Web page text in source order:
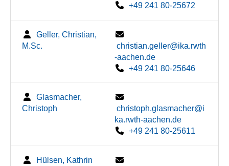
+49 241 80-25672
Geller, Christian,
M.Sc.
christian.geller@ika.rwth
-aachen.de
+49 241 80-25646
Glasmacher,
Christoph
christoph.glasmacher@i
ka.rwth-aachen.de
+49 241 80-25611
Hülsen, Kathrin